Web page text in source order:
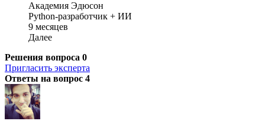
Академия Эдюсон
Python-разработчик + ИИ
9 месяцев
Далее
Решения вопроса 0
Пригласить эксперта
Ответы на вопрос 4